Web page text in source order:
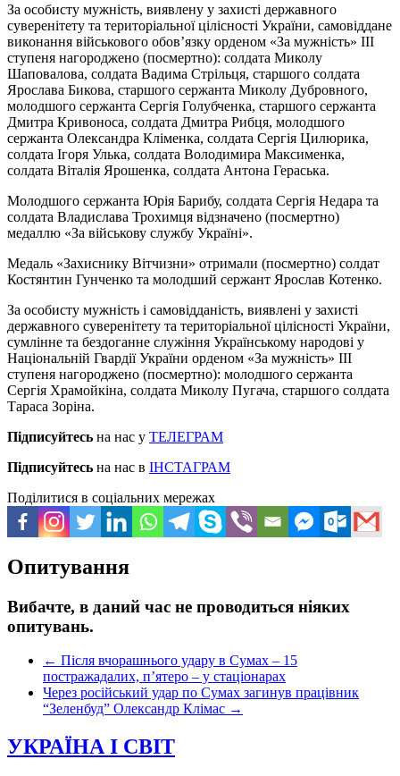
За особисту мужність, виявлену у захисті державного
суверенітету та територіальної цілісності України, самовіддане
виконання військового обов’язку орденом «За мужність» IIІ
ступеня нагороджено (посмертно): солдата Миколу
Шаповалова, солдата Вадима Стрільця, старшого солдата
Ярослава Бикова, старшого сержанта Миколу Дубровного,
молодшого сержанта Сергія Голубченка, старшого сержанта
Дмитра Кривоноса, солдата Дмитра Рибця, молодшого
сержанта Олександра Кліменка, солдата Сергія Цилюрика,
солдата Ігоря Улька, солдата Володимира Максименка,
солдата Віталія Ярошенка, солдата Антона Гераська.
Молодшого сержанта Юрія Барибу, солдата Сергія Недара та
солдата Владислава Трохимця відзначено (посмертно)
медаллю «За військову службу Україні».
Медаль «Захиснику Вітчизни» отримали (посмертно) солдат
Костянтин Гунченко та молодший сержант Ярослав Котенко.
За особисту мужність і самовідданість, виявлені у захисті
державного суверенітету та територіальної цілісності України,
сумлінне та бездоганне служіння Українському народові у
Національній Гвардії України орденом «За мужність» IIІ
ступеня нагороджено (посмертно): молодшого сержанта
Сергія Храмойкіна, солдата Миколу Пугача, старшого солдата
Тараса Зоріна.
Підписуйтесь на нас у ТЕЛЕГРАМ
Підписуйтесь на нас в ІНСТАГРАМ
Поділитися в соціальних мережах
Опитування
Вибачте, в даний час не проводиться ніяких
опитувань.
← Після вчорашнього удару в Сумах – 15
постражадалих, п’ятеро – у стаціонарах
Через російський удар по Сумах загинув працівник
“Зеленбуд” Олександр Клімас →
УКРАЇНА І СВІТ